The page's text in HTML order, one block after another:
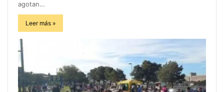
agotan…
Leer más »